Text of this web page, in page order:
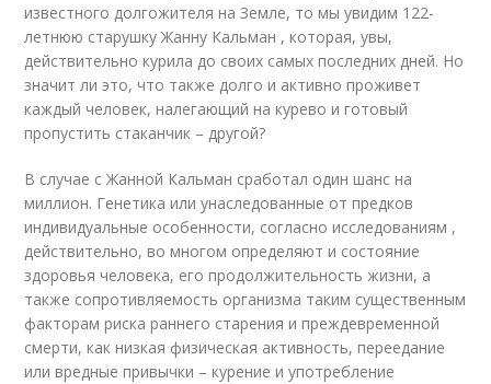
известного долгожителя на Земле, то мы увидим 122-
летнюю старушку Жанну Кальман , которая, увы,
действительно курила до своих самых последних дней. Но
значит ли это, что также долго и активно проживет
каждый человек, налегающий на курево и готовый
пропустить стаканчик – другой?
В случае с Жанной Кальман сработал один шанс на
миллион. Генетика или унаследованные от предков
индивидуальные особенности, согласно исследованиям ,
действительно, во многом определяют и состояние
здоровья человека, его продолжительность жизни, а
также сопротивляемость организма таким существенным
факторам риска раннего старения и преждевременной
смерти, как низкая физическая активность, переедание
или вредные привычки – курение и употребление